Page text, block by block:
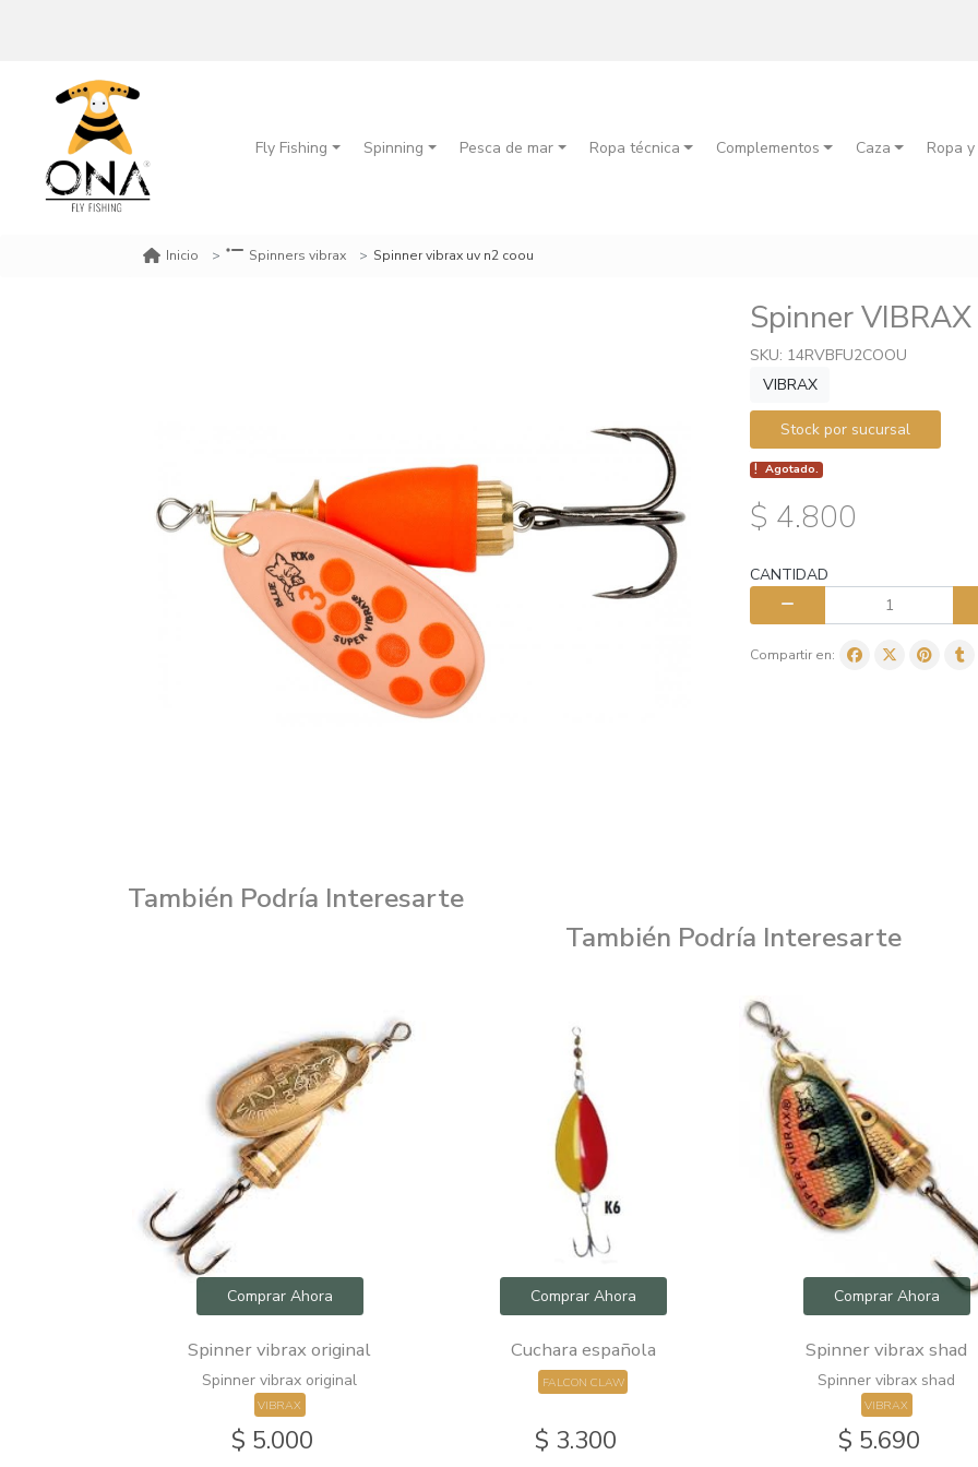
Fly Fishing Spinning Pesca de mar Ropa técnica Complementos Caza Ropa
Inicio Spinners vibrax Spinner vibrax uv n2 coou
Spinner
SKU: 14RVBFU2COOU
VIBRAX
Stock por sucursal
Agotado.
$ 4.800
CANTIDAD
Compartir en:
También Podría Interesarte
También Podría Interesarte
Comprar Ahora
Spinner vibrax original
Spinner vibrax original
VIBRAX
$ 5.000
Comprar Ahora
Cuchara española
FALCON CLAW
$ 3.300
Comprar Ahora
Spinner vibrax shad
Spinner vibrax shad
VIBRAX
$ 5.690